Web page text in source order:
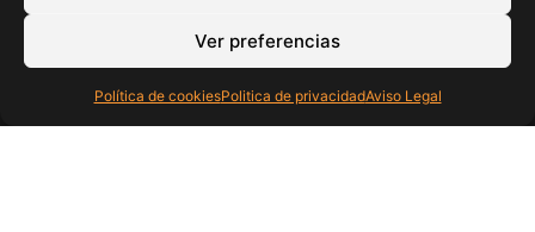
Ver preferencias
Política de cookiesPolitica de privacidadAviso Legal